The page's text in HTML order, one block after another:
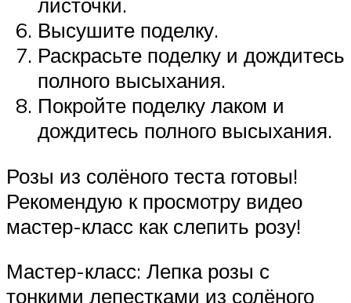
Высушите поделку.
Раскрасьте поделку и дождитесь
полного высыхания.
Покройте поделку лаком и
дождитесь полного высыхания.
Розы из солёного теста готовы!
Рекомендую к просмотру видео
мастер-класс как слепить розу!
Мастер-класс: Лепка розы с
тонкими лепестками из солёного